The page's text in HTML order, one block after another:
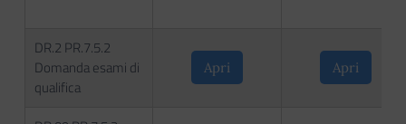
DR.2 PR.7.5.2
Domanda esami di
qualifica
Apri Apri